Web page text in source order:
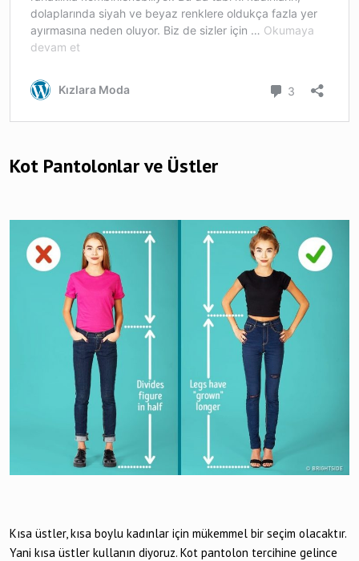
Kot Pantolonlar ve Üstler
Kısa üstler, kısa boylu kadınlar için mükemmel bir seçim olacaktır.
Yani kısa üstler kullanın diyoruz. Kot pantolon tercihine gelince